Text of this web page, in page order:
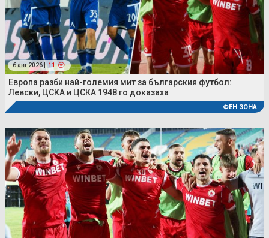
6 авг 2026 | 11
Европа разби най-големия мит за българския футбол:
Левски, ЦСКА и ЦСКА 1948 го доказаха
ФЕН ЗОНА